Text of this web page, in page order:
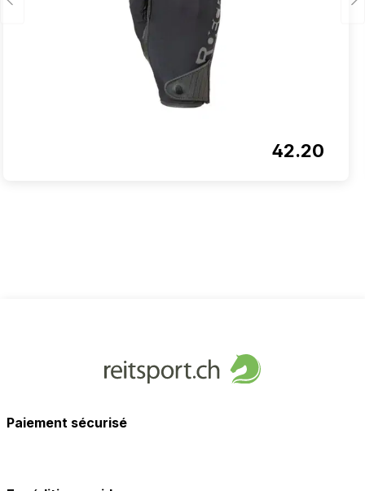
42.20
Paiement sécurisé